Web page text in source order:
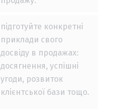
підготуйте конкретні
приклади свого
досвіду в продажах:
досягнення, успішні
угоди, розвиток
клієнтської бази тощо.